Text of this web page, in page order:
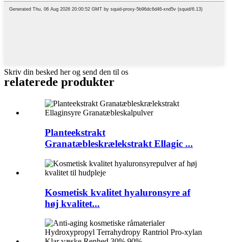
Skriv din besked her og send den til os
relaterede produkter
Planteekstrakt
Granatæbleskrælekstrakt Ellagic ...
Kosmetisk kvalitet hyaluronsyre af
høj kvalitet...